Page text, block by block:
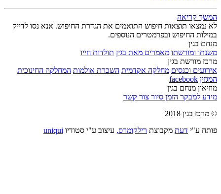
המשך קריאה
לא נמצאו תוצאות חיפוש התואמים את הגדרת החיפוש. אנא נסו לדייק
במילות החיפוש ובפרמטרים הנוספים.
מנחם בגין
משנתו ומורשתו מאמרים מאת בגין תולדות חייו
מרכז מורשת בגין
אירועים וכנסים מחלקה אקדמית השכרת אולמות המחלקה החינוכית
המגזין facebook
מוזיאון מנחם בגין
מידע למבקר הזמן סיור צור קשר
© מרכז בגין 2018
פותח ע"י דעת מקבוצת רילקומרס, עיצוב ע"י סטודיו uniqui